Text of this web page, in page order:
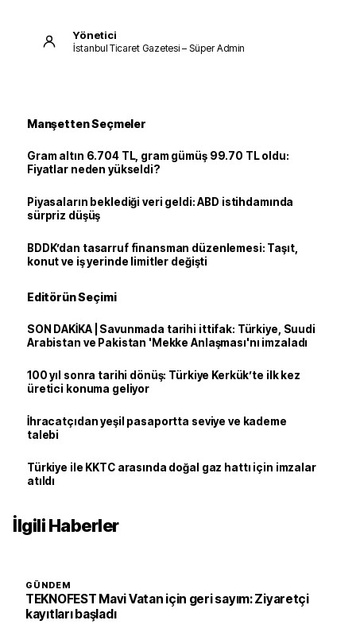
Yönetici
İstanbul Ticaret Gazetesi – Süper Admin
Manşetten Seçmeler
Gram altın 6.704 TL, gram gümüş 99.70 TL oldu:
Fiyatlar neden yükseldi?
Piyasaların beklediği veri geldi: ABD istihdamında
sürpriz düşüş
BDDK’dan tasarruf finansman düzenlemesi: Taşıt,
konut ve iş yerinde limitler değişti
Editörün Seçimi
SON DAKİKA | Savunmada tarihi ittifak: Türkiye, Suudi
Arabistan ve Pakistan 'Mekke Anlaşması'nı imzaladı
100 yıl sonra tarihi dönüş: Türkiye Kerkük’te ilk kez
üretici konuma geliyor
İhracatçıdan yeşil pasaportta seviye ve kademe
talebi
Türkiye ile KKTC arasında doğal gaz hattı için imzalar
atıldı
İlgili Haberler
GÜNDEM
TEKNOFEST Mavi Vatan için geri sayım: Ziyaretçi
kayıtları başladı